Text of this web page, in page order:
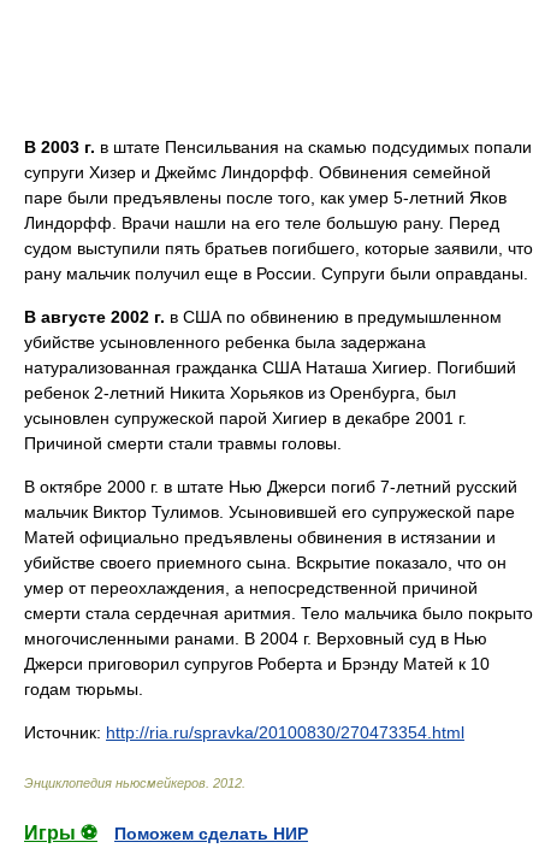
В 2003 г. в штате Пенсильвания на скамью подсудимых попали
супруги Хизер и Джеймс Линдорфф. Обвинения семейной
паре были предъявлены после того, как умер 5-летний Яков
Линдорфф. Врачи нашли на его теле большую рану. Перед
судом выступили пять братьев погибшего, которые заявили, что
рану мальчик получил еще в России. Супруги были оправданы.
В августе 2002 г. в США по обвинению в предумышленном
убийстве усыновленного ребенка была задержана
натурализованная гражданка США Наташа Хигиер. Погибший
ребенок 2-летний Никита Хорьяков из Оренбурга, был
усыновлен супружеской парой Хигиер в декабре 2001 г.
Причиной смерти стали травмы головы.
В октябре 2000 г. в штате Нью Джерси погиб 7-летний русский
мальчик Виктор Тулимов. Усыновившей его супружеской паре
Матей официально предъявлены обвинения в истязании и
убийстве своего приемного сына. Вскрытие показало, что он
умер от переохлаждения, а непосредственной причиной
смерти стала сердечная аритмия. Тело мальчика было покрыто
многочисленными ранами. В 2004 г. Верховный суд в Нью
Джерси приговорил супругов Роберта и Брэнду Матей к 10
годам тюрьмы.
Источник: http://ria.ru/spravka/20100830/270473354.html
Энциклопедия ньюсмейкеров 2012
Игры ⚽
Поможем сделать НИР